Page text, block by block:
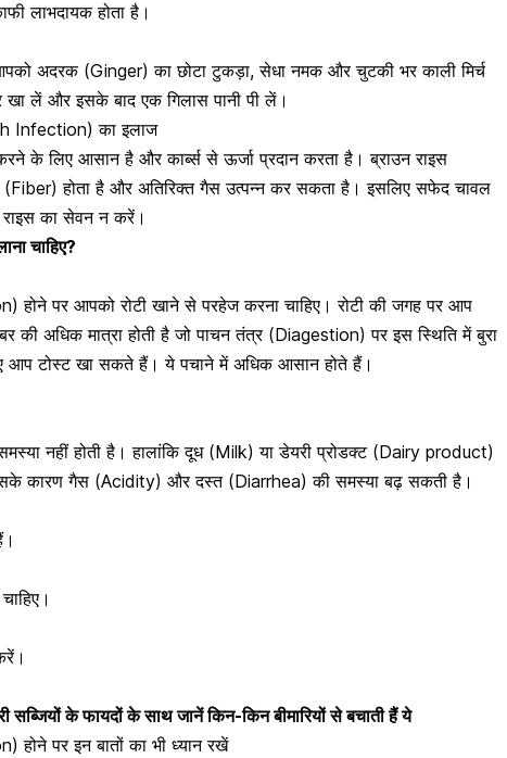
लाभदायक होता है।
अदरक(Ginger) का छोटा टुकड़ा, सेधा नमक और चुटकी भर काली मिर्च
खा लें और इसके बाद एक गिलास पानी पी लें।
Infection) का इलाज
के लिए आसान है और कार्ब्स से ऊर्जा प्रदान करता है। ब्राउन राइस
होता है और अतिरिक्त गैस उत्पन्न कर सकता है। इसलिए सफेद चावल
का सेवन न करें।
चाहिए?
पर आपको रोटी खाने से परहेज करना चाहिए। रोटी की जगह पर आप
की अधिक मात्रा होती है जोपाचन तंत्र(Diagestion) पर इस स्थिति में बुरा
टोस्ट खा सकते हैं। ये पचाने में अधिक आसान होते हैं।
नहीं होती है। हालांकि दूध (Milk) या डेयरी प्रोडक्ट (Dairy product)
कारण गैस (Acidity) और दस्त (Diarrhea) की समस्या बढ़ सकती है।
सब्जियों के फायदों के साथ जानें किन-किन बीमारियों से बचाती हैं ये
पर इन बातों का भी ध्यान रखें